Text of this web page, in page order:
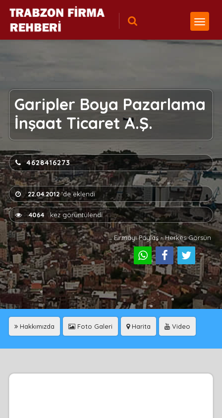
Garipler Boya Pazarlama
İnşaat Ticaret A.Ş.
4628416273
22.04.2012'de eklendi
4064kez görüntülendi
Firmayı Paylaş - Herkes Görsün
Hakkımızda Foto Galeri Harita Video